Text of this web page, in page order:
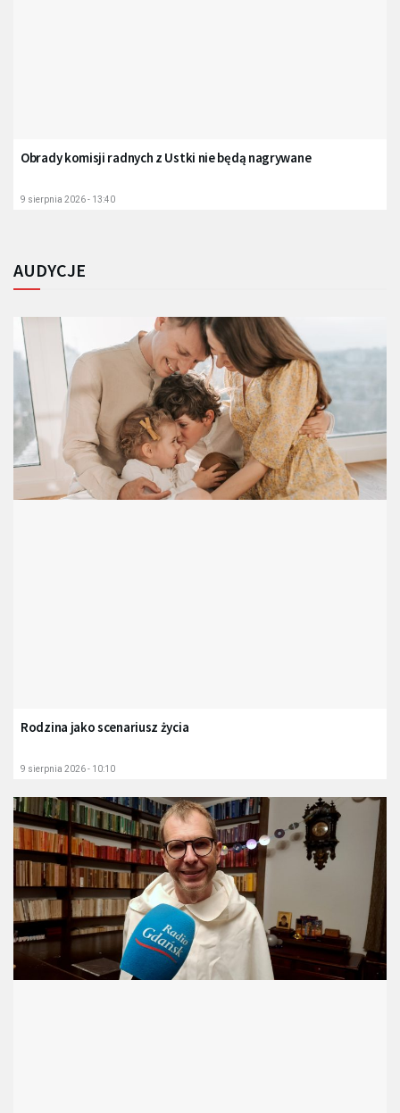
Obrady komisji radnych z Ustki nie będą nagrywane
9 sierpnia 2026 - 13:40
AUDYCJE
Rodzina jako scenariusz życia
9 sierpnia 2026 - 10:10